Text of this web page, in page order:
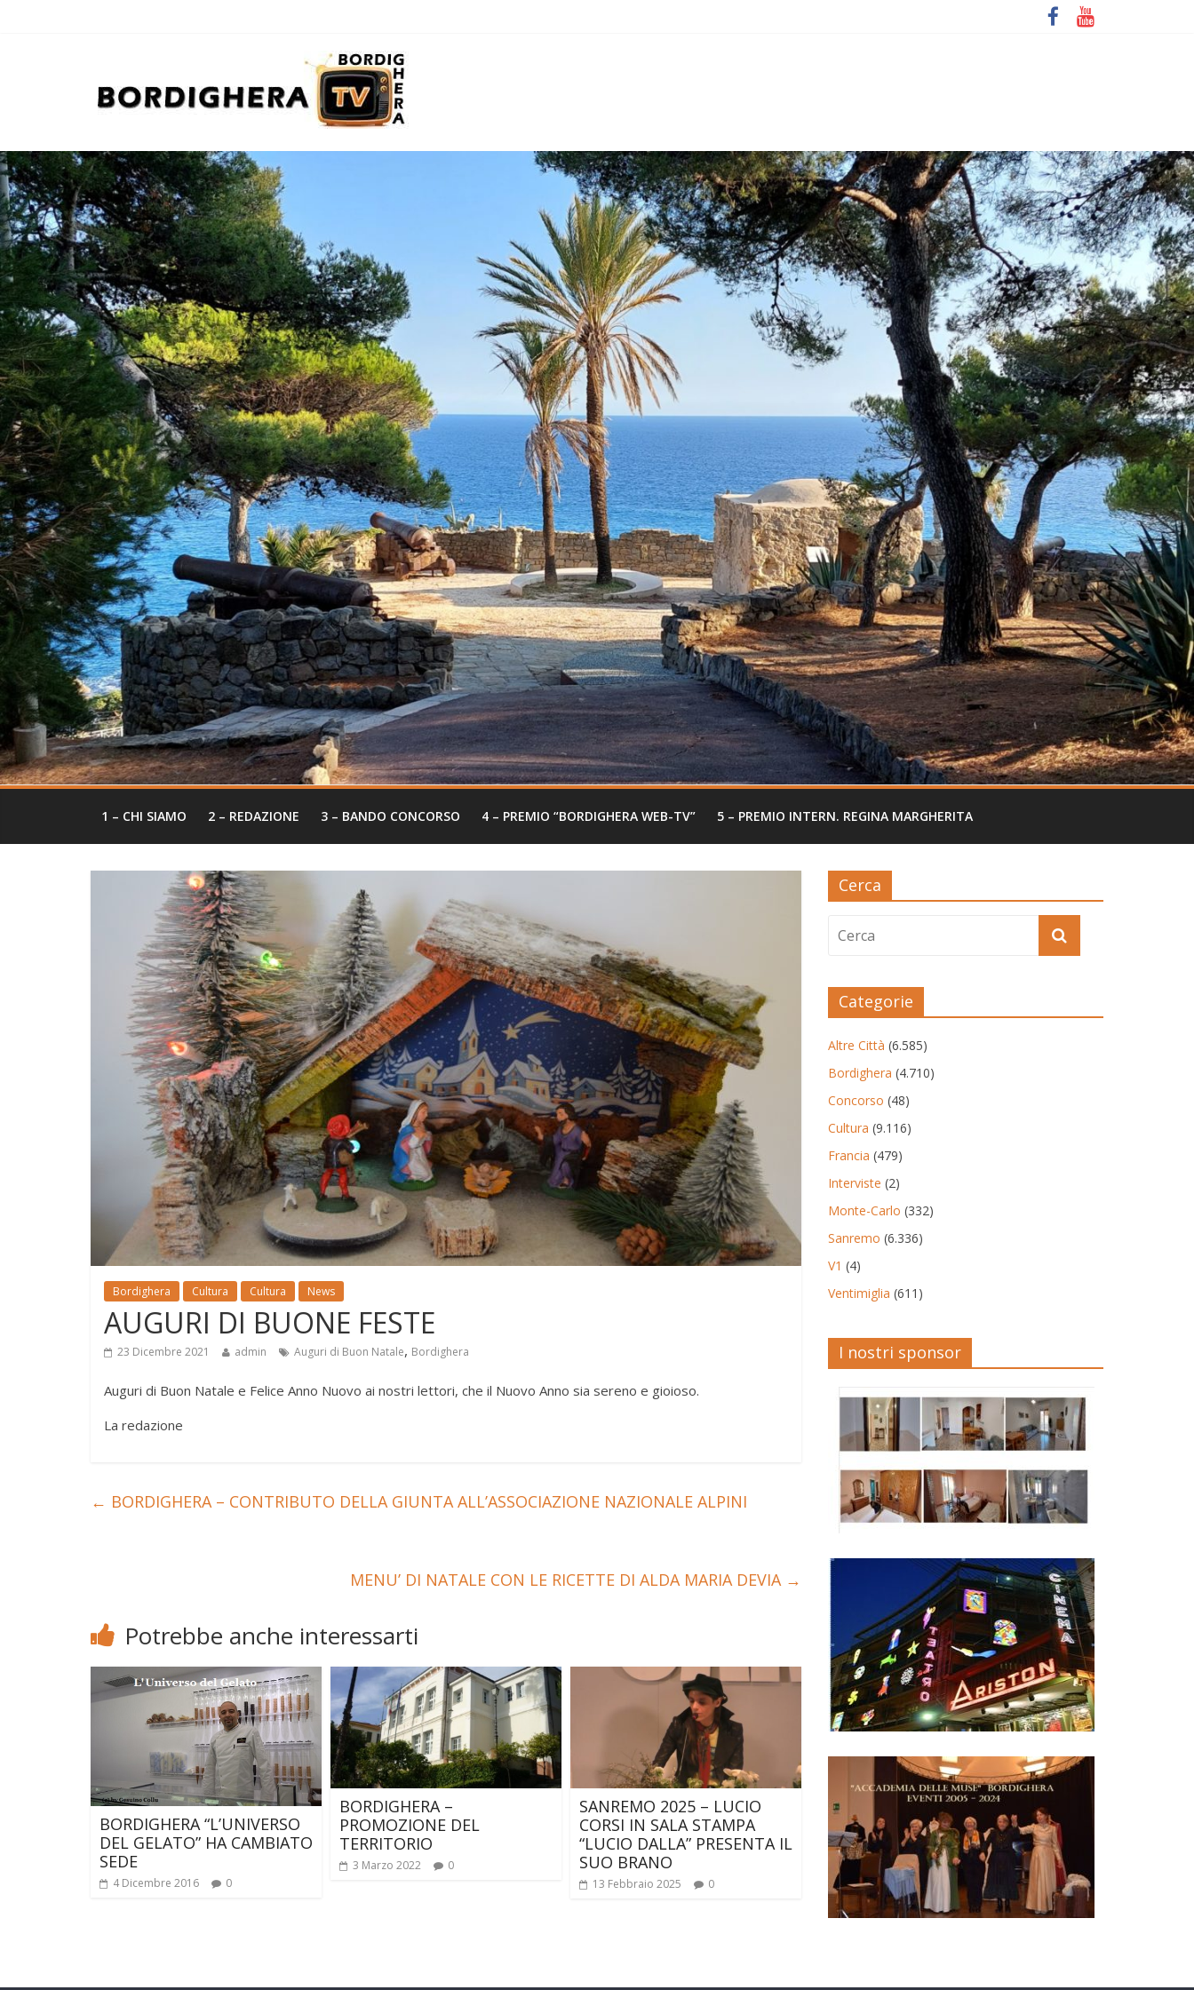
1 – CHI SIAMO 2 – REDAZIONE 3 – BANDO CONCORSO 4 – PREMIO “BORDIGHERA WEB-TV” 5 – PREMIO INTERN. REGINA MARGHERITA
Bordighera Cultura Cultura News
AUGURI DI BUONE FESTE
23 Dicembre 2021 admin Auguri di Buon Natale, Bordighera
Auguri di Buon Natale e Felice Anno Nuovo ai nostri lettori, che il Nuovo Anno sia sereno e gioioso.
La redazione
← BORDIGHERA – CONTRIBUTO DELLA GIUNTA ALL’ASSOCIAZIONE NAZIONALE ALPINI
MENU’ DI NATALE CON LE RICETTE DI ALDA MARIA DEVIA →
Potrebbe anche interessarti
BORDIGHERA “L’UNIVERSO
DEL GELATO” HA CAMBIATO
SEDE
4 Dicembre 2016 0
BORDIGHERA –
PROMOZIONE DEL
TERRITORIO
3 Marzo 2022 0
SANREMO 2025 – LUCIO
CORSI IN SALA STAMPA
“LUCIO DALLA” PRESENTA IL
SUO BRANO
13 Febbraio 2025 0
Cerca
Categorie
Altre Città (6.585)
Bordighera (4.710)
Concorso (48)
Cultura (9.116)
Francia (479)
Interviste (2)
Monte-Carlo (332)
Sanremo (6.336)
V1 (4)
Ventimiglia (611)
I nostri sponsor